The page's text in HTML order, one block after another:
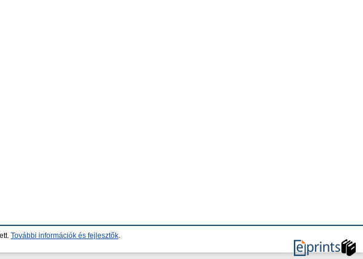
További információk és fejlesztők